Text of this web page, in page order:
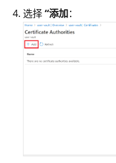
选择“添加：